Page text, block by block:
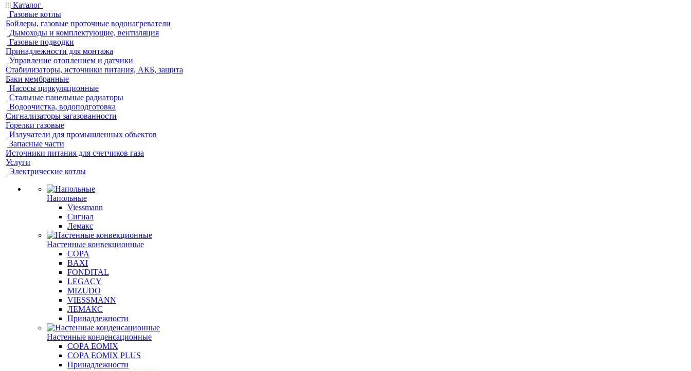
Каталог
Газовые котлы
Бойлеры, газовые проточные водонагреватели
Дымоходы и комплектующие, вентиляция
Газовые подводки
Принадлежности для монтажа
Управление отоплением и датчики
Стабилизаторы, источники питания, АКБ, защита
Баки мембранные
Насосы циркуляционные
Стальные панельные радиаторы
Водоочистка, водоподготовка
Сигнализаторы загазованности
Горелки газовые
Излучатели для промышленных объектов
Запасные части
Источники питания для счетчиков газа
Услуги
Электрические котлы
Напольные
Viessmann
Сигнал
Лемакс
Настенные конвекционные
COPA
BAXI
FONDITAL
LEGACY
MIZUDO
VIESSMANN
ЛЕМАКС
Принадлежности
Настенные конденсационные
COPA EOMIX
COPA EOMIX PLUS
Принадлежности